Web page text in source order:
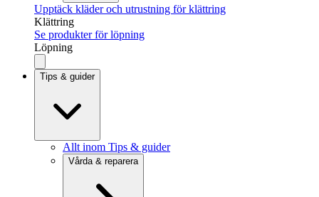
Upptäck kläder och utrustning för klättring
Klättring
Se produkter för löpning
Löpning
Tips & guider
Allt inom Tips & guider
Vårda & reparera